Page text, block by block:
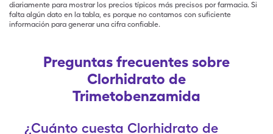
diariamente para mostrar los precios típicos más precisos por farmacia. Si
falta algún dato en la tabla, es porque no contamos con suficiente
información para generar una cifra confiable.
Preguntas frecuentes sobre
Clorhidrato de
Trimetobenzamida
¿Cuánto cuesta Clorhidrato de